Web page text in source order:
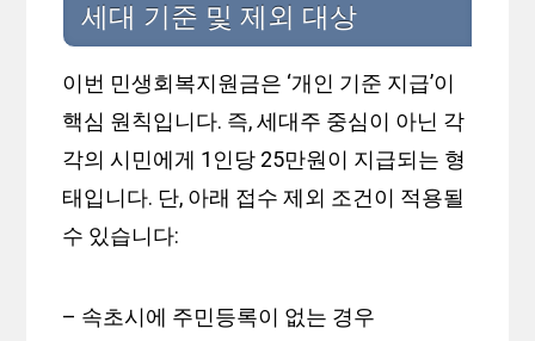
세대 기준 및 제외 대상
이번 민생회복지원금은 ‘개인 기준 지급’이
핵심 원칙입니다. 즉, 세대주 중심이 아닌 각
각의 시민에게 1인당 25만원이 지급되는 형
태입니다. 단, 아래 접수 제외 조건이 적용될
수 있습니다:
– 속초시에 주민등록이 없는 경우